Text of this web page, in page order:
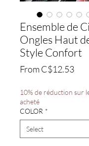
Ensemble de
Ongles Haut
Style Confort
FromC$12.53Sale
10% de réduction sur
acheté
COLOR *